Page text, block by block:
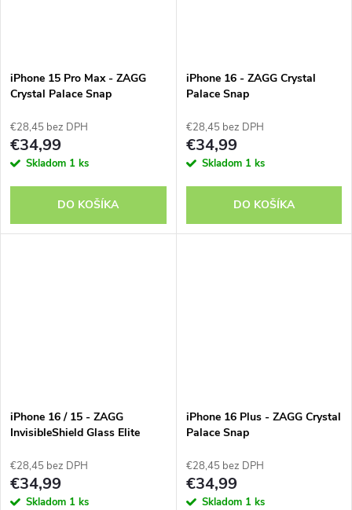
iPhone 15 Pro Max - ZAGG
Crystal Palace Snap
€28,45 bez DPH
€34,99
Skladom 1 ks
DO KOŠÍKA
iPhone 16 - ZAGG Crystal
Palace Snap
€28,45 bez DPH
€34,99
Skladom 1 ks
DO KOŠÍKA
iPhone 16 / 15 - ZAGG
InvisibleShield Glass Elite
€28,45 bez DPH
€34,99
Skladom 1 ks
iPhone 16 Plus - ZAGG Crystal
Palace Snap
€28,45 bez DPH
€34,99
Skladom 1 ks